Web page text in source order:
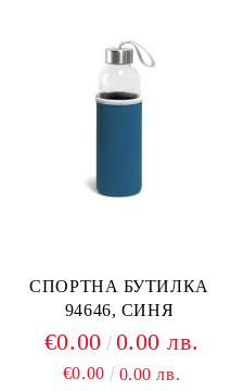
СПОРТНА БУТИЛКА
94646, СИНЯ
€0.00 0.00 лв.
€0.00 0.00 лв.